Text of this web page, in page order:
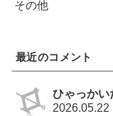
その他
最近のコメント
ひゃっかい
2026.05.22